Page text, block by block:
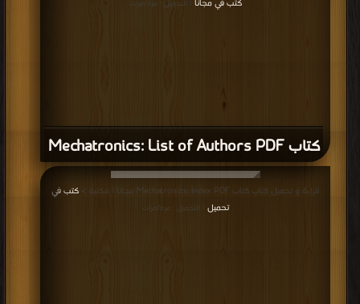
كتاب Mechatronics: List of Authors PDF
كتب في مجانا | التحميل : مرة/مرات
قراءة و تحميل كتاب كتاب Mechatronics: Index PDF مجانا | مكتبة >
كتب في
تحميل
| التحميل : مرة/مرات